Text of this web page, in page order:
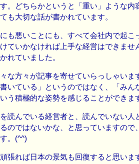
。どちらかというと「重い」ような内
も大切な話が書かれています。
も悪いことにも、すべて会社内で起こ
ていかなければ上手な経営はできませ
れていました。
な方々が記事を寄せていらっしゃいま
いている」というのではなく、「みん
う積極的な姿勢を感じることができま
読んでいる経営者と、読んでいない人
のではないかな、と思っていますので
。(^^)
張れば日本の景気も回復すると思いま